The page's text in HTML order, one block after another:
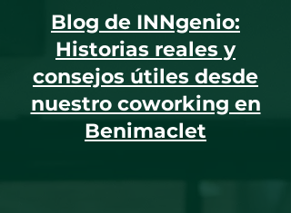
Blog de INNgenio:
Historias reales y
consejos útiles desde
nuestro coworking en
Benimaclet